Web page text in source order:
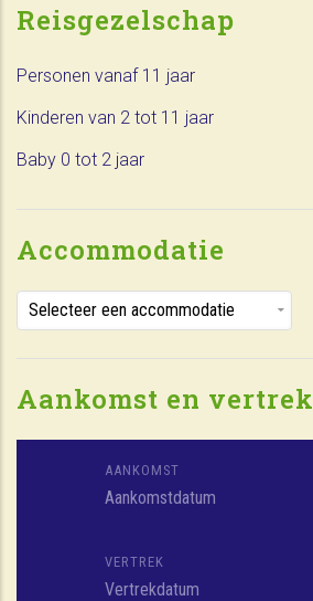
Reisgezelschap
Personen vanaf 11 jaar
Kinderen van 2 tot 11 jaar
Baby 0 tot 2 jaar
Accommodatie
Aankomst en vertrek
AANKOMST
Aankomstdatum
VERTREK
Vertrekdatum